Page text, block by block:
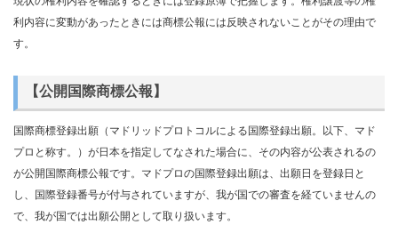
利内容に変動があったときには商標公報には反映されないことがその理由で
す。
【公開国際商標公報】
国際商標登録出願（マドリッドプロトコルによる国際登録出願。以下、マド
プロと称す。）が日本を指定してなされた場合に、その内容が公表されるの
が公開国際商標公報です。マドプロの国際登録出願は、出願日を登録日と
し、国際登録番号が付与されていますが、我が国での審査を経ていませんの
で、我が国では出願公開として取り扱います。